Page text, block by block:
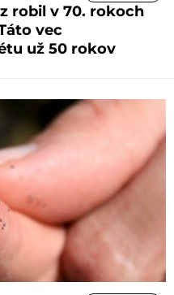
robil v 70. rokoch
vec
už 50 rokov